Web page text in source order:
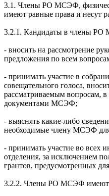
3.1. Члены РО МСЭФ,
имеют равные права и несут
3.2.1. Кандидаты в члены
- вносить на рассмотрение
предложения по всем
- принимать участие в
совещательного голоса,
рассматриваемым вопросам,
документами МСЭФ;
- выяснять какие-либо
необходимые члену МСЭФ
- принимать участие во всех
отделения, за исключением
грантов,
3.2.2. Члены РО МСЭФ имеют